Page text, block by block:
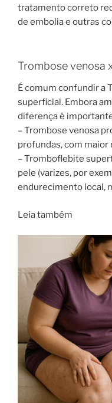
tratamento correto
de embolia e outras
Trombose venosa
É comum confundir a
superficial. Embora
diferença é
– Trombose venosa
profundas, com maior
– Tromboflebite
pele (varizes, por
endurecimento local,
Leia também